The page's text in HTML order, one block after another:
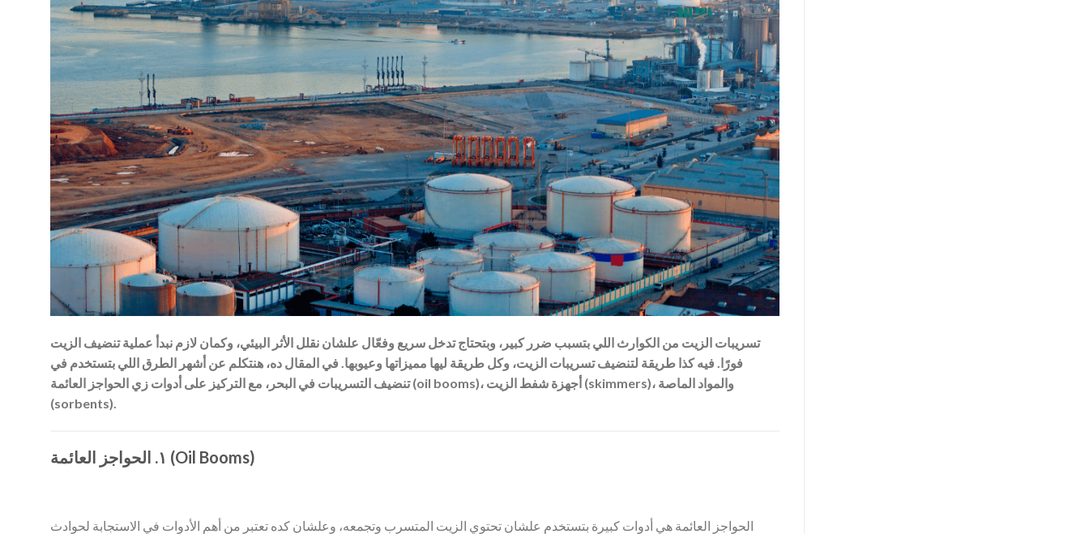
تسريبات الزيت من الكوارث اللي بتسبب ضرر كبير، وبتحتاج تدخل سريع وفعّال علشان نقلل الأثر البيئي، وكمان لازم نبدأ عملية تنضيف الزيت
فورًا. فيه كذا طريقة لتنضيف تسريبات الزيت، وكل طريقة ليها مميزاتها وعيوبها. في المقال ده، هنتكلم عن أشهر الطرق اللي بتستخدم في
تنضيف التسريبات في البحر، مع التركيز على أدوات زي الحواجز العائمة (oil booms)، أجهزة شفط الزيت (skimmers)، والمواد الماصة
(sorbents).
١. الحواجز العائمة (Oil Booms)
الحواجز العائمة هي أدوات كبيرة بتستخدم علشان تحتوي الزيت المتسرب وتجمعه، وعلشان كده تعتبر من أهم الأدوات في الاستجابة لحوادث